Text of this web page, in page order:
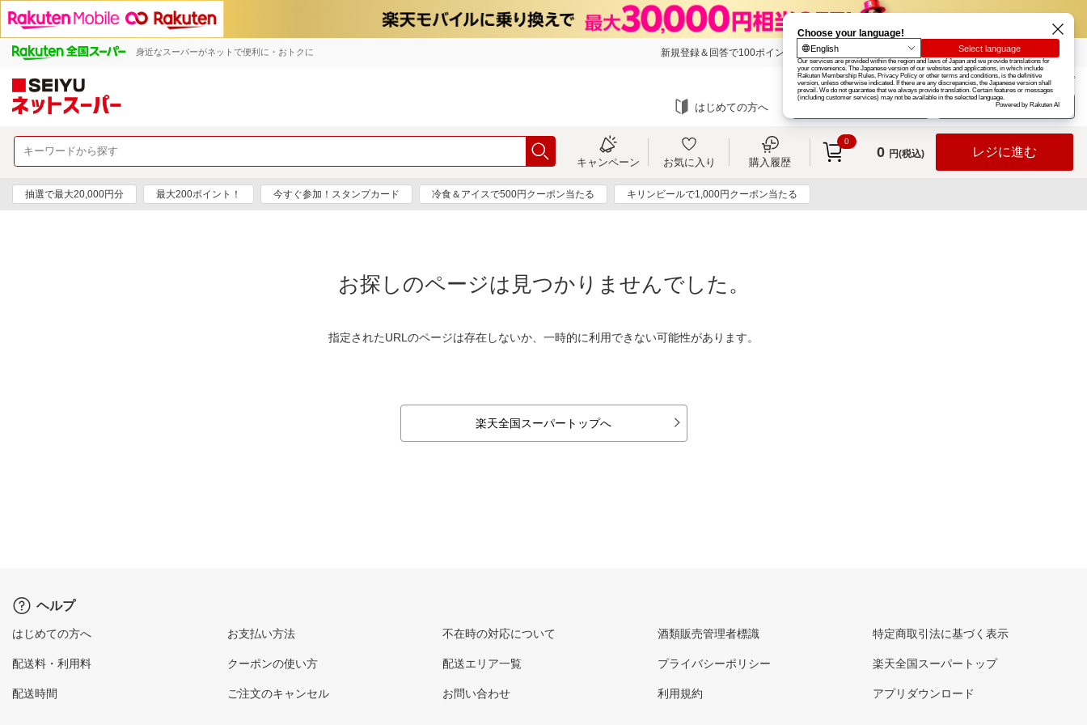
身近なスーパーがネットで便利に・おトクに 新規登録＆回答で100ポイント! 楽天グループ カード
お知らせ ヘルプ
はじめての方へ ログイン
キャンペーン お気に入り 購入履歴
0
0 円(税込) レジに進む
抽選で最大20,000円分 最大200ポイント！ 今すぐ参加！スタンプカード 冷食＆アイスで500円クーポン当たる キリンビールで1,000円クーポン当たる
お探しのページは見つかりませんでした。
指定されたURLのページは存在しないか、一時的に利用できない可能性があります。
楽天全国スーパートップへ
ヘルプ
はじめての方へ
配送料・利用料
配送時間
お支払い方法
クーポンの使い方
ご注文のキャンセル
不在時の対応について
配送エリア一覧
お問い合わせ
酒類販売管理者標識
プライバシーポリシー
利用規約
特定商取引法に基づく表示
楽天全国スーパートップ
アプリダウンロード